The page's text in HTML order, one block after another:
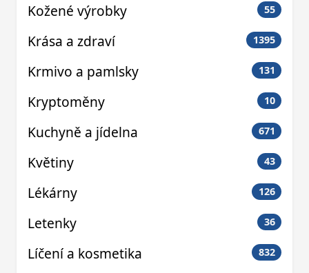
Kožené výrobky 55
Krása a zdraví 1395
Krmivo a pamlsky 131
Kryptoměny 10
Kuchyně a jídelna 671
Květiny 43
Lékárny 126
Letenky 36
Líčení a kosmetika 832